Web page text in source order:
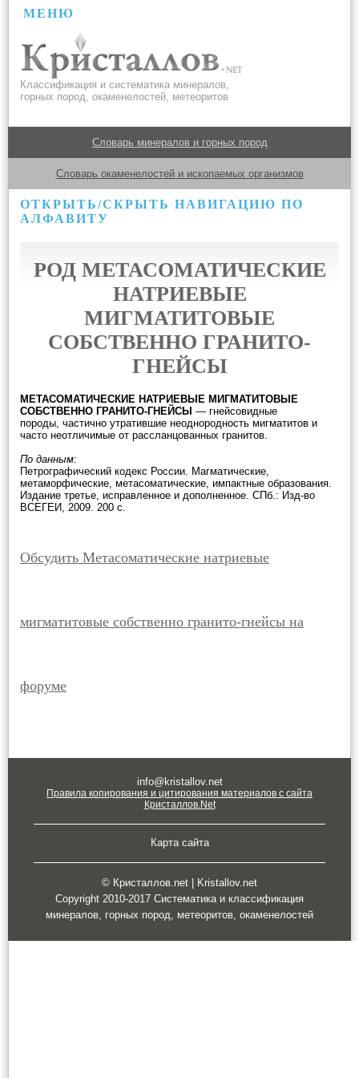
МЕНЮ
Классификация и систематика минералов,
горных пород, окаменелостей, метеоритов
Словарь минералов и горных пород
Словарь окаменелостей и ископаемых организмов
ОТКРЫТЬ/СКРЫТЬ НАВИГАЦИЮ ПО
АЛФАВИТУ
РОД МЕТАСОМАТИЧЕСКИЕ
НАТРИЕВЫЕ
МИГМАТИТОВЫЕ
СОБСТВЕННО ГРАНИТО-
ГНЕЙСЫ
МЕТАСОМАТИЧЕСКИЕ НАТРИЕВЫЕ МИГМАТИТОВЫЕ
СОБСТВЕННО ГРАНИТО-ГНЕЙСЫ — гнейсовидные
породы, частично утратившие неоднородность мигматитов и
часто неотличимые от рассланцованных гранитов.
По данным:
Петрографический кодекс России. Магматические,
метаморфические, метасоматические, импактные образования.
Издание третье, исправленное и дополненное. СПб.: Изд-во
ВСЕГЕИ, 2009. 200 с.
Обсудить Метасоматические натриевые
мигматитовые собственно гранито-гнейсы на
форуме
info@kristallov.net
Правила копирования и цитирования материалов с сайта
Кристаллов.Net
Карта сайта
© Кристаллов.net | Kristallov.net
Copyright 2010-2017 Систематика и классификация
минералов, горных пород, метеоритов, окаменелостей